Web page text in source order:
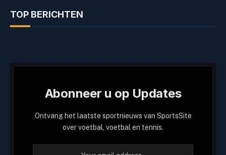
TOP BERICHTEN
Abonneer u op Updates
Ontvang het laatste sportnieuws van SportsSite
over voetbal, voetbal en tennis.